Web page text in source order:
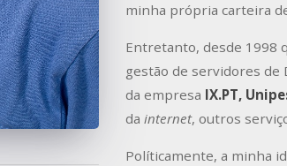
minha própria carteira
Entretanto, desde 1998
gestão de servidores de
da empresa IX.PT,
da internet, outros
Políticamente, a minha